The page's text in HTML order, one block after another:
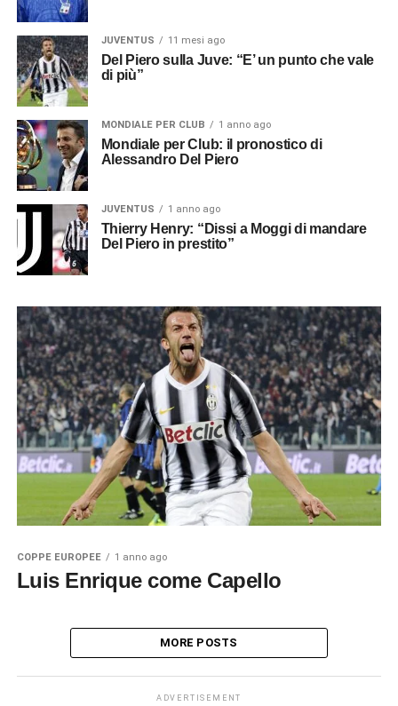
JUVENTUS 11 mesi ago
Del Piero sulla Juve: “E’ un punto che vale
di più”
MONDIALE PER CLUB 1 anno ago
Mondiale per Club: il pronostico di
Alessandro Del Piero
JUVENTUS 1 anno ago
Thierry Henry: “Dissi a Moggi di mandare
Del Piero in prestito”
COPPE EUROPEE 1 anno ago
Luis Enrique come Capello
MORE POSTS
ADVERTISEMENT